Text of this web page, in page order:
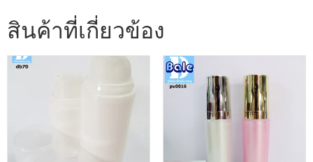
สินค้าที่เกี่ยวข้อง